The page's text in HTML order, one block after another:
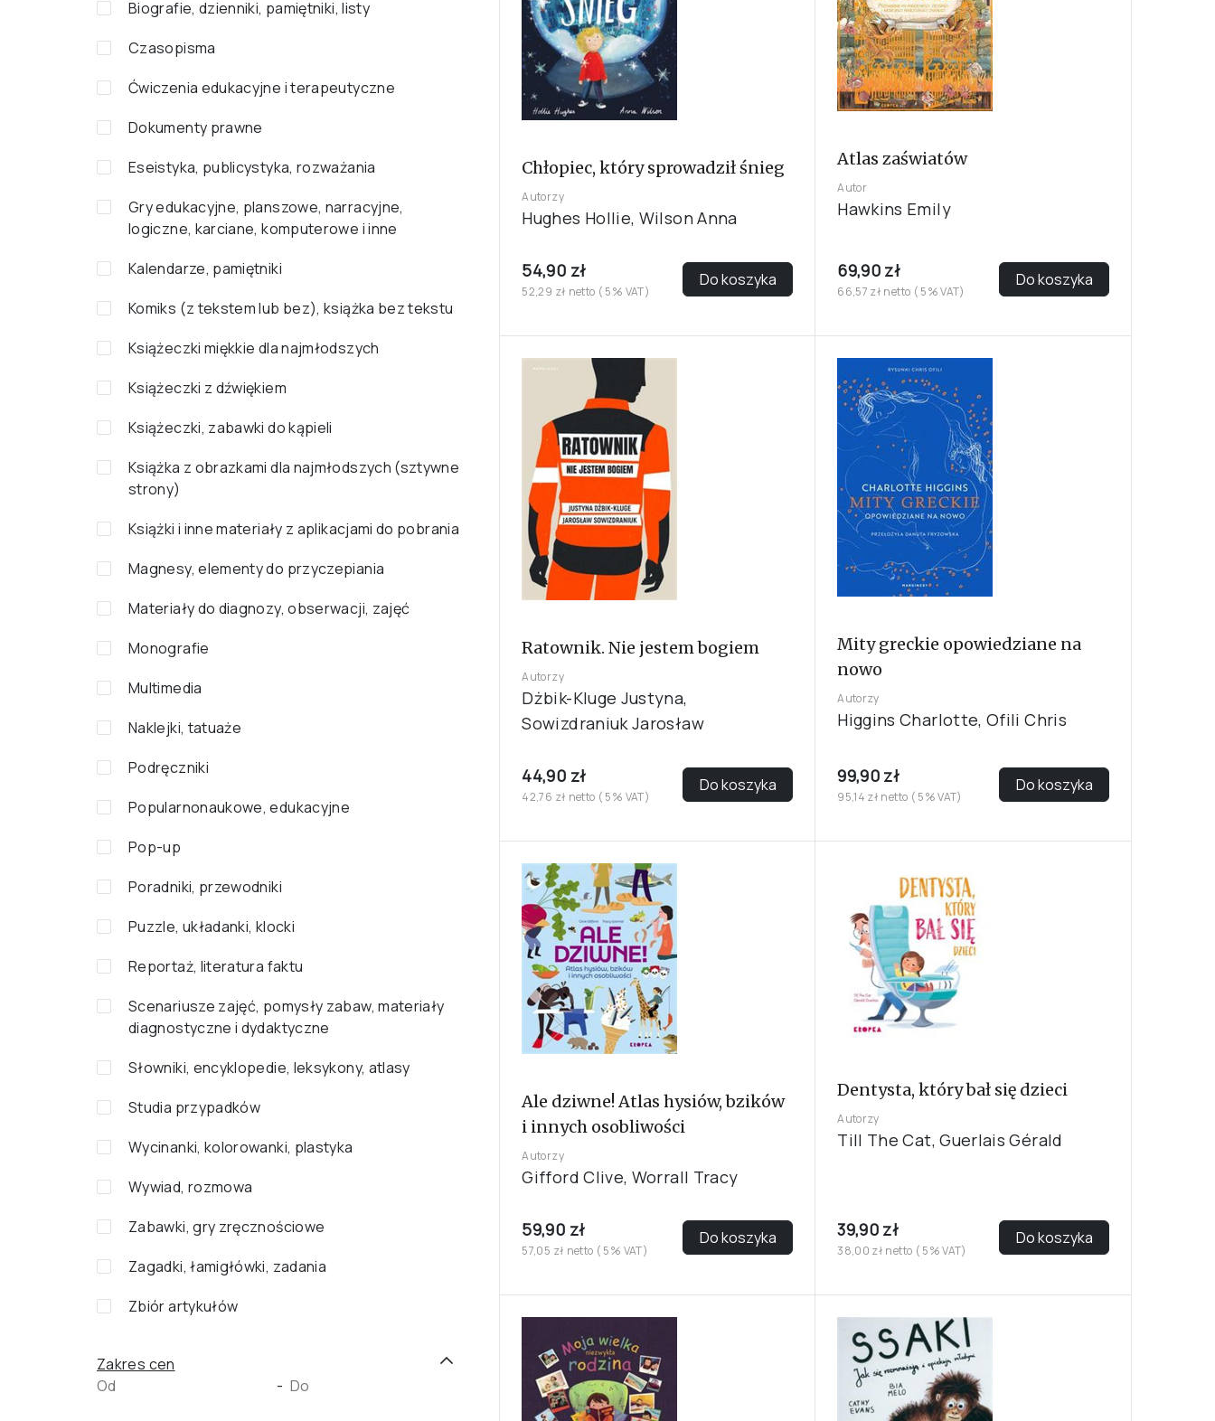
Biografie, dzienniki, pamiętniki, listy
Czasopisma
Ćwiczenia edukacyjne i terapeutyczne
Dokumenty prawne
Eseistyka, publicystyka, rozważania
Gry edukacyjne, planszowe, narracyjne,
logiczne, karciane, komputerowe i inne
Kalendarze, pamiętniki
Komiks (z tekstem lub bez), książka bez tekstu
Książeczki miękkie dla najmłodszych
Książeczki z dźwiękiem
Książeczki, zabawki do kąpieli
Książka z obrazkami dla najmłodszych (sztywne
strony)
Książki i inne materiały z aplikacjami do pobrania
Magnesy, elementy do przyczepiania
Materiały do diagnozy, obserwacji, zajęć
Monografie
Multimedia
Naklejki, tatuaże
Podręczniki
Popularnonaukowe, edukacyjne
Pop-up
Poradniki, przewodniki
Puzzle, układanki, klocki
Reportaż, literatura faktu
Scenariusze zajęć, pomysły zabaw, materiały
diagnostyczne i dydaktyczne
Słowniki, encyklopedie, leksykony, atlasy
Studia przypadków
Wycinanki, kolorowanki, plastyka
Wywiad, rozmowa
Zabawki, gry zręcznościowe
Zagadki, łamigłówki, zadania
Zbiór artykułów
Zakres cen
-
Chłopiec, który sprowadził śnieg
Autorzy
Hughes Hollie, Wilson Anna
54,90 zł
52,29 zł netto ( 5% VAT)
Do koszyka
Atlas zaświatów
Autor
Hawkins Emily
69,90 zł
66,57 zł netto ( 5% VAT)
Do koszyka
Ratownik. Nie jestem bogiem
Autorzy
Dżbik-Kluge Justyna,
Sowizdraniuk Jarosław
44,90 zł
42,76 zł netto ( 5% VAT)
Do koszyka
Mity greckie opowiedziane na
nowo
Autorzy
Higgins Charlotte, Ofili Chris
99,90 zł
95,14 zł netto ( 5% VAT)
Do koszyka
Ale dziwne! Atlas hysiów, bzików
i innych osobliwości
Autorzy
Gifford Clive, Worrall Tracy
59,90 zł
57,05 zł netto ( 5% VAT)
Do koszyka
Dentysta, który bał się dzieci
Autorzy
Till The Cat, Guerlais Gérald
39,90 zł
38,00 zł netto ( 5% VAT)
Do koszyka